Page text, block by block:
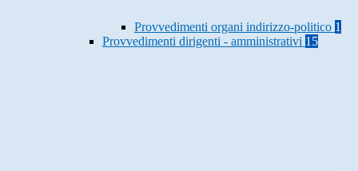
Provvedimenti organi indirizzo-politico 1
Provvedimenti dirigenti - amministrativi 15